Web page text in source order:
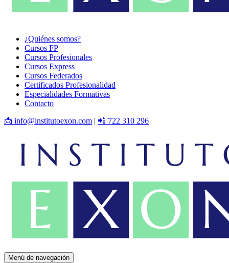
¿Quiénes somos?
Cursos FP
Cursos Profesionales
Cursos Express
Cursos Federados
Certificados Profesionalidad
Especialidades Formativas
Contacto
📩 info@institutoexon.com | 📲 722 310 296
Menú de navegación